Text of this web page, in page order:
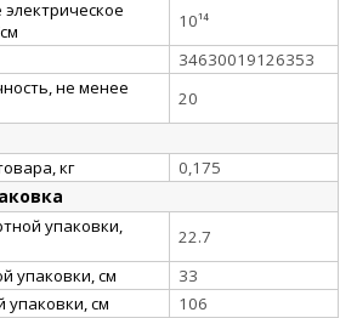
10¹⁴
34630019126353
не менее
20
кг 0,175
упаковки,
22.7
упаковки, см
33
упаковки, см
106